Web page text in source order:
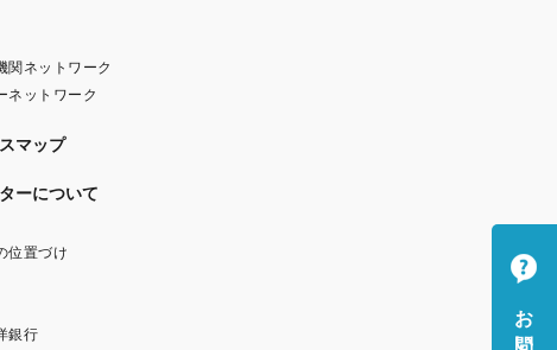
関ネットワーク
ネットワーク
マップ
ーについて
位置づけ
銀行